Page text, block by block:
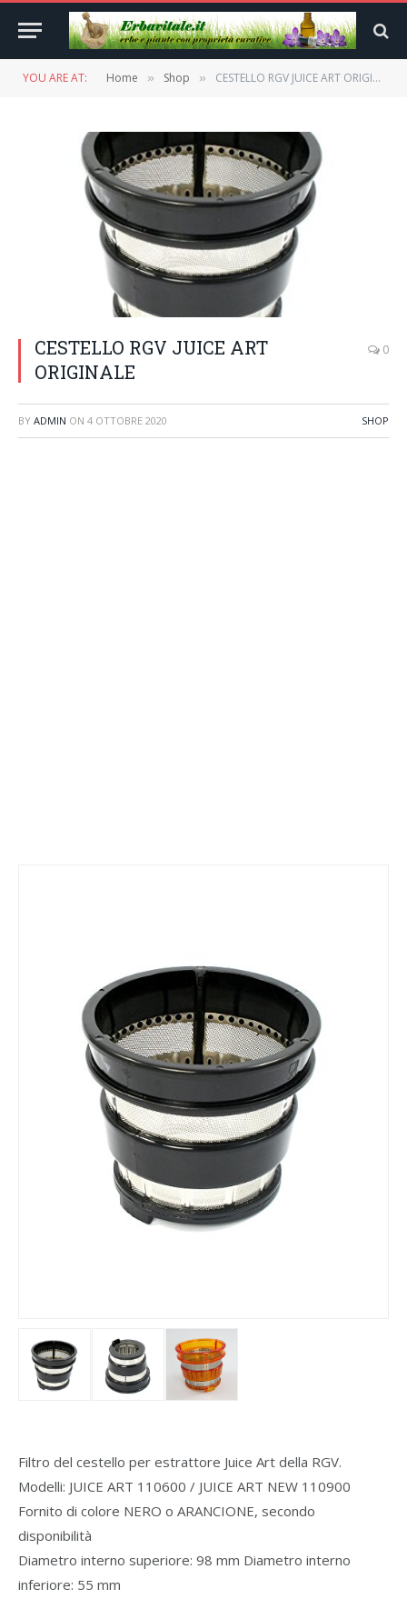
YOU ARE AT: Home » Shop » CESTELLO RGV JUICE ART ORIGINALE
CESTELLO RGV JUICE ART
ORIGINALE
0
BY ADMIN ON 4 OTTOBRE 2020 SHOP
Filtro del cestello per estrattore Juice Art della RGV.
Modelli: JUICE ART 110600 / JUICE ART NEW 110900
Fornito di colore NERO o ARANCIONE, secondo
disponibilità
Diametro interno superiore: 98 mm Diametro interno
inferiore: 55 mm